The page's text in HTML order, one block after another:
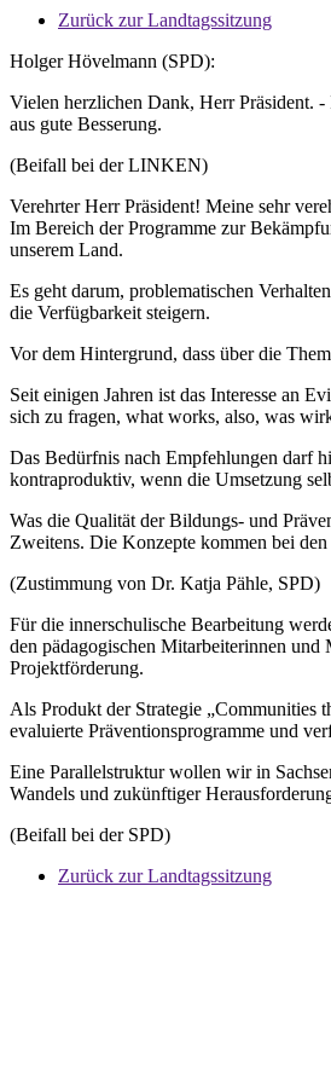
Zurück zur Landtagssitzung
Holger Hövelmann (SPD):
Vielen herzlichen Dank, Herr Präsident.
aus gute Besserung.
(Beifall bei der LINKEN)
Verehrter Herr Präsident! Meine sehr
Im Bereich der Programme zur
unserem Land.
Es geht darum, problematischen
die Verfügbarkeit steigern.
Vor dem Hintergrund, dass über die
Seit einigen Jahren ist das Interesse an
sich zu fragen, what works, also, was
Das Bedürfnis nach Empfehlungen darf
kontraproduktiv, wenn die Umsetzung
Was die Qualität der Bildungs- und
Zweitens. Die Konzepte kommen bei
(Zustimmung von Dr. Katja Pähle, SPD)
Für die innerschulische Bearbeitung
den pädagogischen Mitarbeiterinnen
Projektförderung.
Als Produkt der Strategie „Communities
evaluierte Präventionsprogramme und
Eine Parallelstruktur wollen wir in
Wandels und zukünftiger
(Beifall bei der SPD)
Zurück zur Landtagssitzung